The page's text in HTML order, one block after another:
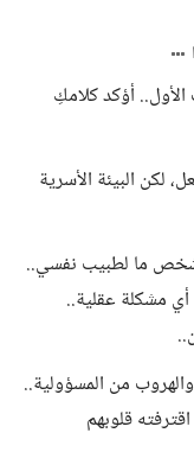
أؤكد كلامكِ
لكن البيئة الأسرية
شخص ما لطبيب نفسي..
مشكلة عقلية..
من المسؤولية..
قلوبهم